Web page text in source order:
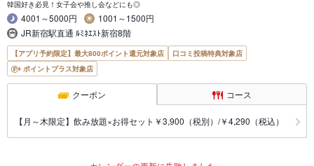
韓国好き必見！女子会や推し会などにも◎
4001～5000円
1001～1500円
JR新宿駅直通 ﾙﾐﾈｴｽﾄ新宿8階
【アプリ予約限定】最大800ポイント還元対象店
口コミ投稿特典対象店
ポイントプラス対象店
クーポン コース
【月～木限定】飲み放題×お得セット￥3,900（税別）/￥4,290（税込）